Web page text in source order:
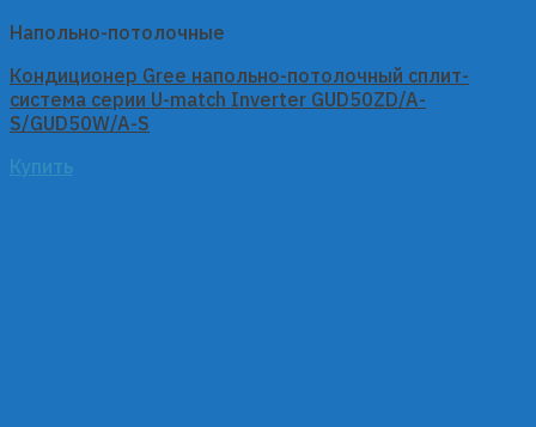
Напольно-потолочные
Кондиционер Gree напольно-потолочный сплит-
система серии U-match Inverter GUD50ZD/A-
S/GUD50W/A-S
Купить